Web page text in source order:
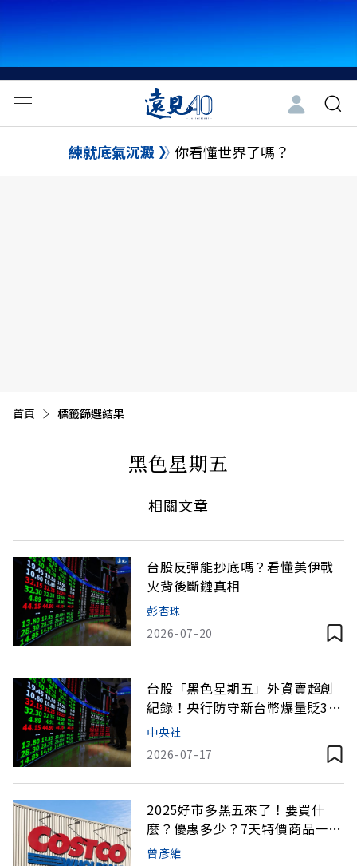
練就底氣沉澱 你看懂世界了嗎？
首頁 目前頁面：
標籤篩選結果
黑色星期五
相關文章
台股反彈能抄底嗎？看懂美伊戰
火背後斷鏈真相
彭杏珠
2026-07-20
台股「黑色星期五」外資賣超創
紀錄！央行防守新台幣爆量貶3.9
分
中央社
2026-07-17
2025好市多黑五來了！要買什
麼？優惠多少？7天特價商品一次
看（不斷更新）
曾彥維